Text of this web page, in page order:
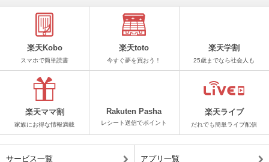
楽天Kobo
スマホで簡単読書
楽天toto
今すぐ夢を買おう！
楽天学割
25歳までなら社会人も
楽天ママ割
家族にお得な情報満載
Rakuten Pasha
レシート送信でポイント
楽天ライブ
だれでも簡単ライブ配信
サービス一覧 アプリ一覧